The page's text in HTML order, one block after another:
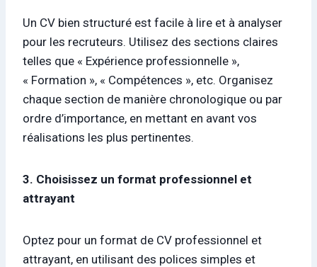
Un CV bien structuré est facile à lire et à analyser
pour les recruteurs. Utilisez des sections claires
telles que « Expérience professionnelle »,
« Formation », « Compétences », etc. Organisez
chaque section de manière chronologique ou par
ordre d’importance, en mettant en avant vos
réalisations les plus pertinentes.
3. Choisissez un format professionnel et
attrayant
Optez pour un format de CV professionnel et
attrayant, en utilisant des polices simples et